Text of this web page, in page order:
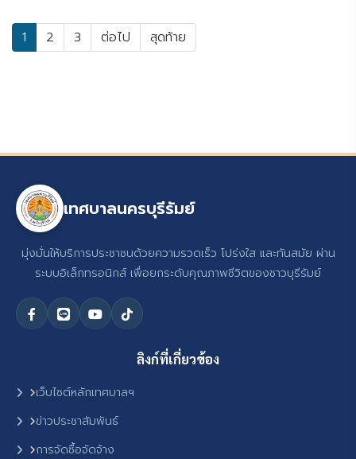
1 2 3 ต่อไป สุดท้าย
เทศบาลนครบุรีรัมย์
มุ่งมั่นให้บริการประชาชนด้วยความรวดเร็ว โปร่งใส และทันสมัย ผ่าน
ระบบอิเล็กทรอนิกส์ เพื่อยกระดับคุณภาพชีวิตของชาวบุรีรัมย์
ลิงก์ที่เกี่ยวข้อง
เว็บไซต์หลักเทศบาลฯ
ข่าวประชาสัมพันธ์
การจัดซื้อจัดจ้าง